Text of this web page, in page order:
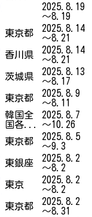
2025.8.19
～8.19
東京都
2025.8.14
～8.21
香川県
2025.8.14
～8.21
茨城県
2025.8.13
～8.17
東京都
2025.8.9
～8.11
韓国全
国各...
2025.8.7
～10.26
東京都
2025.8.5
～9.3
東銀座
2025.8.2
～8.2
東京
2025.8.2
～8.2
東京都
2025.8.2
～8.31